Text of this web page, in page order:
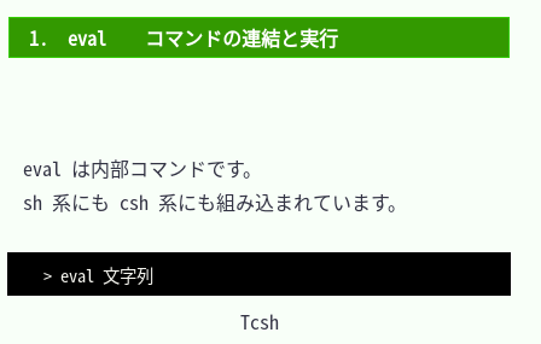
1.　eval	コマンドの連結と実行
eval は内部コマンドです。
sh 系にも csh 系にも組み込まれています。
> eval 文字列
Tcsh